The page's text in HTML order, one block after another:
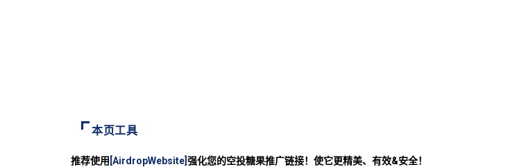
本页工具
推荐使用 [AirdropWebsite] 强化您的空投糖果推广链接！使它更精美、有效&安全！